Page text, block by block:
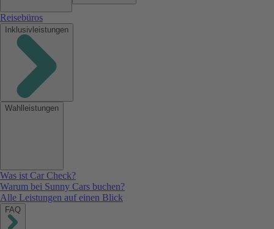
Reisebüros
Inklusivleistungen
Wahlleistungen
Was ist Car Check?
Warum bei Sunny Cars buchen?
Alle Leistungen auf einen Blick
FAQ